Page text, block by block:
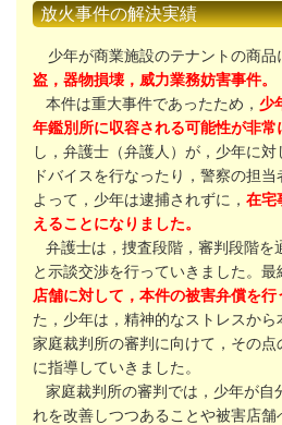
放火事件の解決実績
少年が商業施設のテナントの商品
盗，器物損壊，威力業務妨害事件。
本件は重大事件であったため， 少
年鑑別所に収容される可能性が非常
し，弁護士（弁護人）が，少年に
ドバイスを行なったり，警察の担
よって，少年は逮捕されずに， 在宅
えることになりました。
弁護士は，捜査段階，審判段階を
と示談交渉を行っていきました。最
店舗に対して，本件の被害弁償を行
た，少年は，精神的なストレスから
家庭裁判所の審判に向けて，その点
に指導していきました。
家庭裁判所の審判では，少年が自
れを改善しつつあることや被害店